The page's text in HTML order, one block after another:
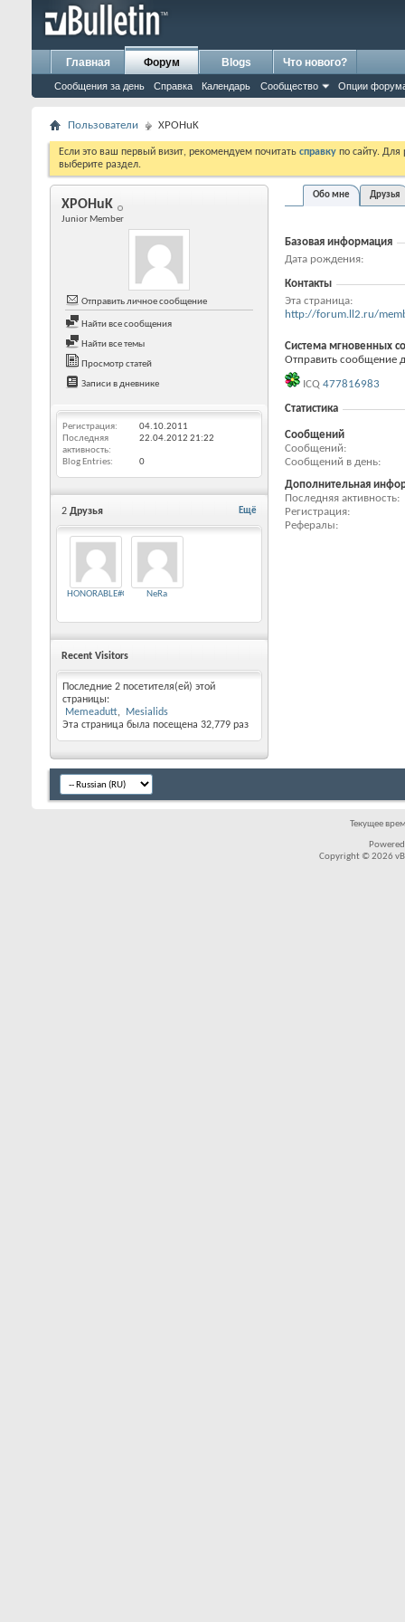
Главная Форум
Сообщения за день Справка Календарь Сообщество Опции
Blogs Что нового?
Пользователи XPOHuK
Если это ваш первый визит, рекомендуем почитать справку по сайту.
выберите раздел.
XPOHuK
Junior Member
Отправить личное сообщение
Найти все сообщения
Найти все темы
Просмотр статей
Записи в дневнике
Регистрация
04.10.2011
Последняя
активность
22.04.2012 21:22
Blog Entries 0
Ещё
2 Друзья
HONORABLE#GM NeRa
Recent Visitors
Последние 2 посетителя(ей) этой
страницы:
Memeadutt
Mesialids
Эта страница была посещена 32,779 раз
Обо мне Друзья
Базовая информация
Дата рождения
Контакты
Эта страница
http://forum.ll2.ru/
Система мгновенных
Отправить сообщение
ICQ 477816983
Статистика
Сообщений
Сообщений
Сообщений в день
Дополнительная
Последняя активность
Регистрация
Рефералы
Текущее
Copyright © 2026